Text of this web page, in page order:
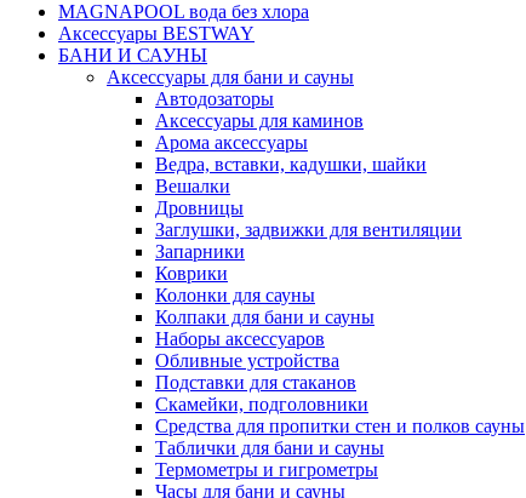
MAGNAPOOL вода без хлора
Аксессуары BESTWAY
БАНИ И САУНЫ
Аксессуары для бани и сауны
Автодозаторы
Аксессуары для каминов
Арома аксессуары
Ведра, вставки, кадушки, шайки
Вешалки
Дровницы
Заглушки, задвижки для вентиляции
Запарники
Коврики
Колонки для сауны
Колпаки для бани и сауны
Наборы аксессуаров
Обливные устройства
Подставки для стаканов
Скамейки, подголовники
Средства для пропитки стен и полков сауны
Таблички для бани и сауны
Термометры и гигрометры
Часы для бани и сауны